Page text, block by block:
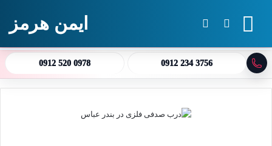
جستجو برای ایمن هرمز
0912 520 0978 0912 234 3756